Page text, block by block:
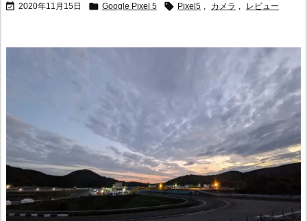
 2020年11月15日  Google Pixel 5  Pixel5 , カメラ , レビュー